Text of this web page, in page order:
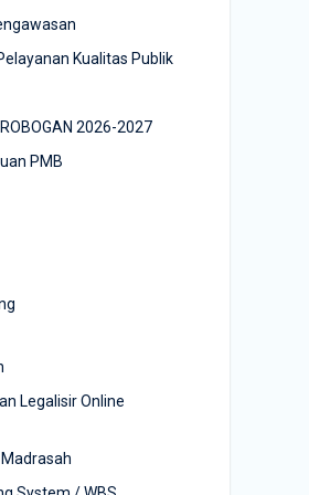
Kualitas Publik
2026-2027
PMB
Legalisir Online